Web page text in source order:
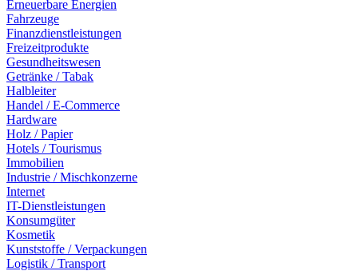
Erneuerbare Energien
Fahrzeuge
Finanzdienstleistungen
Freizeitprodukte
Gesundheitswesen
Getränke / Tabak
Halbleiter
Handel / E-Commerce
Hardware
Holz / Papier
Hotels / Tourismus
Immobilien
Industrie / Mischkonzerne
Internet
IT-Dienstleistungen
Konsumgüter
Kosmetik
Kunststoffe / Verpackungen
Logistik / Transport